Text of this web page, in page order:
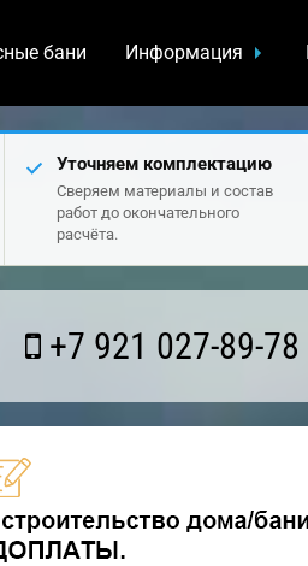
бани Информация
Уточняем комплектацию
Сверяем материалы и состав
работ до окончательного
расчёта.
+7 921 027-89-78